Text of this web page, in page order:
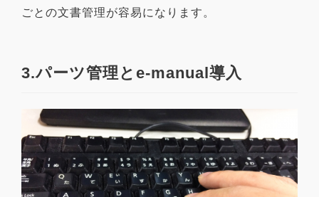
ごとの文書管理が容易になります。
3.パーツ管理とe-manual導入